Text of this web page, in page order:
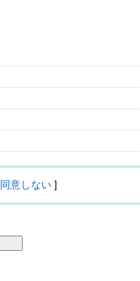
同意しない ]